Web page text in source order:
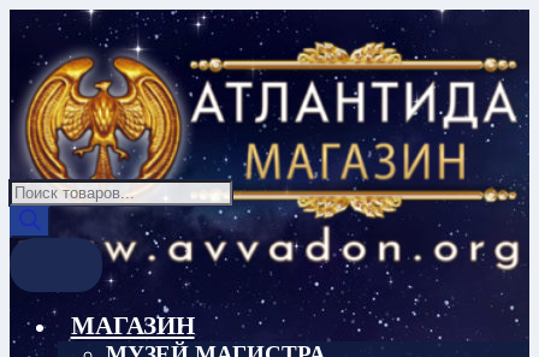
Перейти
навигации
Перейти
содержимому
Поиск
товаров
МАГАЗИН